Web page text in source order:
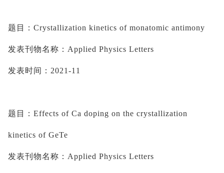
题目： Crystallization kinetics of monatomic antimony
发表刊物名称： Applied Physics Letters
发表时间： 2021-11
题目： Effects of Ca doping on the crystallization
kinetics of GeTe
发表刊物名称： Applied Physics Letters